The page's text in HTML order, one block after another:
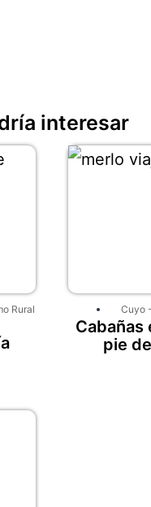
interesar
Rural
Cuyo -
Cabañas
pie